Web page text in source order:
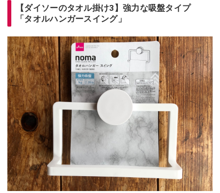
【ダイソーのタオル掛け3】強力な吸盤タイプ
「タオルハンガースイング」